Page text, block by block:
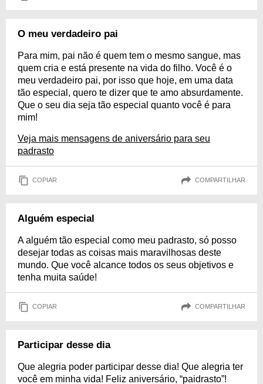
O meu verdadeiro pai
Para mim, pai não é quem tem o mesmo sangue, mas
quem cria e está presente na vida do filho. Você é o
meu verdadeiro pai, por isso que hoje, em uma data
tão especial, quero te dizer que te amo absurdamente.
Que o seu dia seja tão especial quanto você é para
mim!
Veja mais mensagens de aniversário para seu
padrasto
COPIAR COMPARTILHAR
Alguém especial
A alguém tão especial como meu padrasto, só posso
desejar todas as coisas mais maravilhosas deste
mundo. Que você alcance todos os seus objetivos e
tenha muita saúde!
COPIAR COMPARTILHAR
Participar desse dia
Que alegria poder participar desse dia! Que alegria ter
você em minha vida! Feliz aniversário, “paidrasto”!